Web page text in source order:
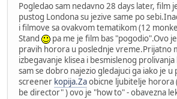
Pogledao sam nedavno 28 days later, film
pustog Londona su jezive same po
i filmove sa ovakvom tematikom (12
Stand
pa me je film bas "pogodio".Ovo
pravih horora u poslednje vreme.Prijatno
izbegavanje klisea i besmislenog
sam se dobro najezio gledajuci ga iako je u
screener kopija.Zaobicne ljubitelje horora
be director" ) ovo je "how to" - obavezna